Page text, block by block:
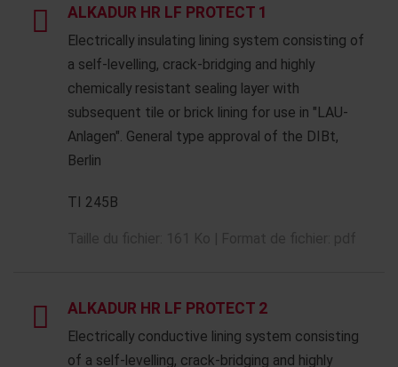
ALKADUR HR LF PROTECT 1
Electrically insulating lining system consisting of
a self-levelling, crack-bridging and highly
chemically resistant sealing layer with
subsequent tile or brick lining for use in "LAU-
Anlagen". General type approval of the DIBt,
Berlin
TI 245B
ALKADUR HR LF PROTECT 2
Electrically conductive lining system consisting
of a self-levelling, crack-bridging and highly